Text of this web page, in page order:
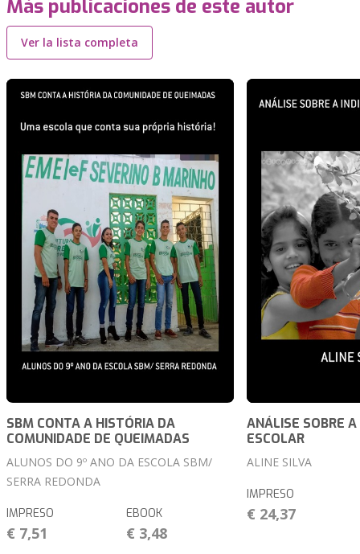
Más publicaciones de este autor
Ver la lista completa
SBM CONTA A HISTÓRIA DA
COMUNIDADE DE QUEIMADAS
ALUNOS DO 9º ANO DA ESCOLA SBM/
SERRA REDONDA
IMPRESO
€ 7,51
EBOOK
€ 3,48
ANÁLISE SOBRE
ESCOLAR
ALINE SILVA
IMPRESO
€ 24,37